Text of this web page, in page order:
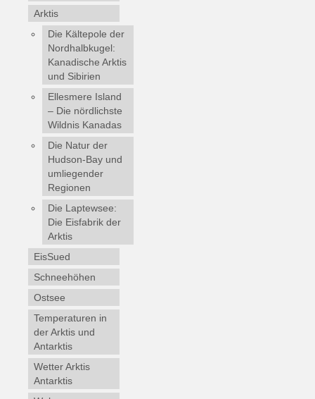
Arktis
Die Kältepole der
Nordhalbkugel:
Kanadische Arktis
und Sibirien
Ellesmere Island
– Die nördlichste
Wildnis Kanadas
Die Natur der
Hudson-Bay und
umliegender
Regionen
Die Laptewsee:
Die Eisfabrik der
Arktis
EisSued
Schneehöhen
Ostsee
Temperaturen in
der Arktis und
Antarktis
Wetter Arktis
Antarktis